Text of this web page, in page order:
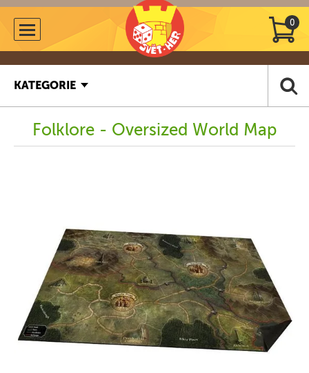
0
KATEGORIE
Folklore - Oversized World Map